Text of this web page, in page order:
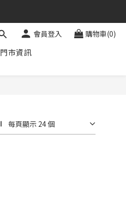
會員登入 購物車(0)
門市資訊
每頁顯示 24 個